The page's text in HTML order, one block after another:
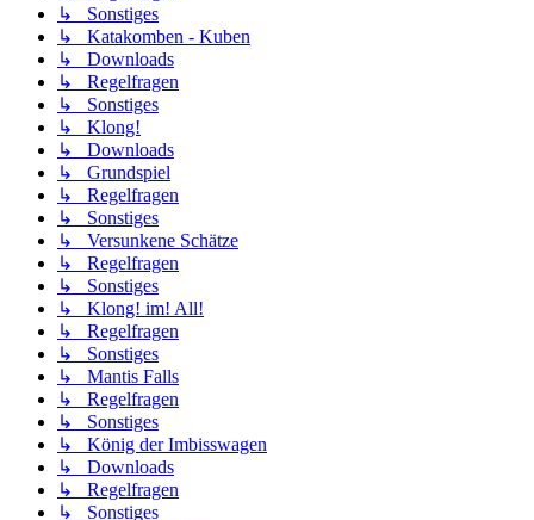
↳ Sonstiges
↳ Katakomben - Kuben
↳ Downloads
↳ Regelfragen
↳ Sonstiges
↳ Klong!
↳ Downloads
↳ Grundspiel
↳ Regelfragen
↳ Sonstiges
↳ Versunkene Schätze
↳ Regelfragen
↳ Sonstiges
↳ Klong! im! All!
↳ Regelfragen
↳ Sonstiges
↳ Mantis Falls
↳ Regelfragen
↳ Sonstiges
↳ König der Imbisswagen
↳ Downloads
↳ Regelfragen
↳ Sonstiges